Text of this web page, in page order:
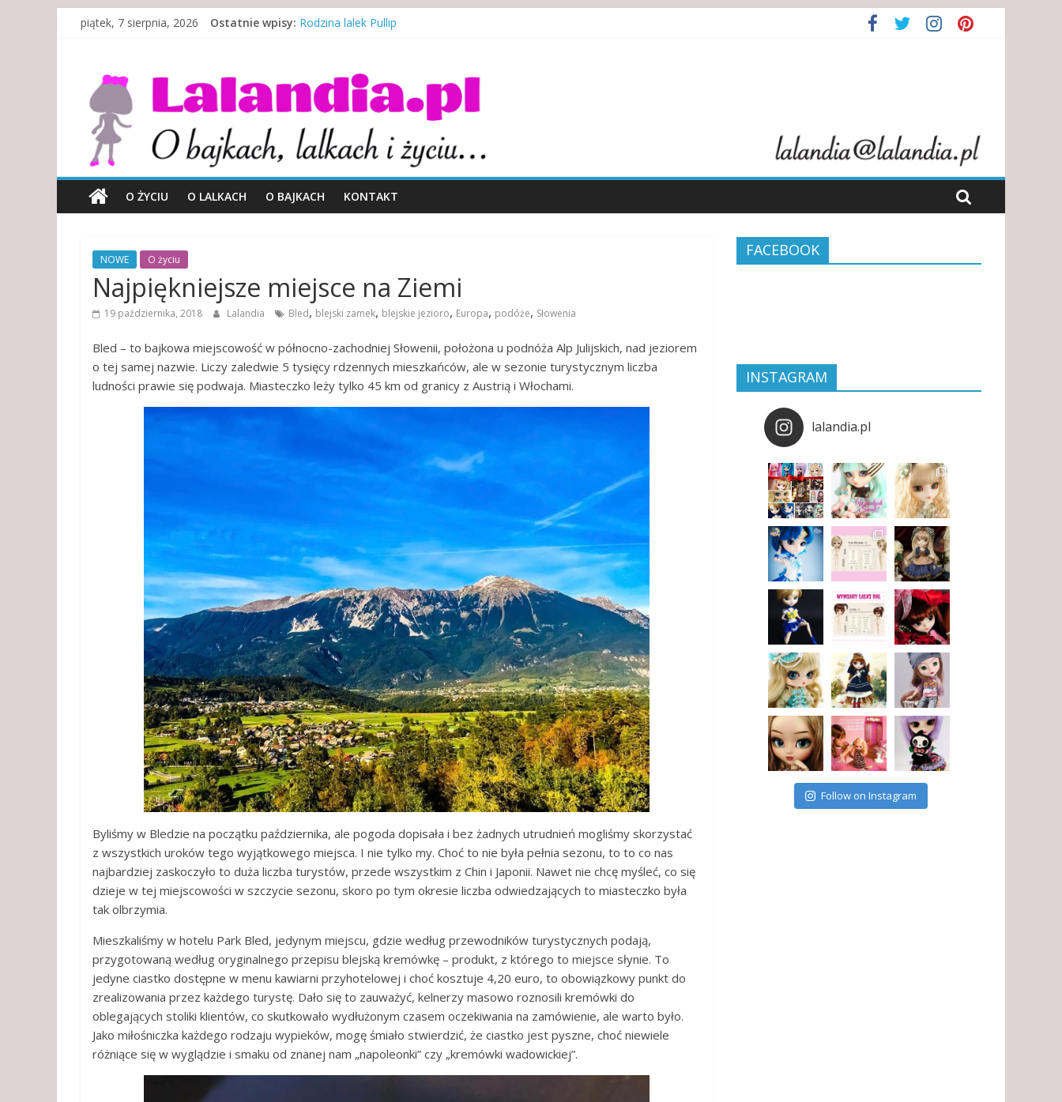
Skippiątek, 7 sierpnia, 2026 Ostatnie wpisy: Rodzina lalek Pullip
Indonezyjski teatr lalek
Kewpie – symbol walki i zwycięstwa
Lalandia
bajkach,
lalkach
życiu…
O ŻYCIU O LALKACH O BAJKACH KONTAKT
NOWE O życiu
Najpiękniejsze miejsce na Ziemi
19 października, 2018 Lalandia Bled, blejski zamek, blejskie jezioro, Europa, podóże, Słowenia
Bled – to bajkowa miejscowość w północno-zachodniej Słowenii, położona u podnóża Alp Julijskich, nad jeziorem
o tej samej nazwie. Liczy zaledwie 5 tysięcy rdzennych mieszkańców, ale w sezonie turystycznym liczba
ludności prawie się podwaja. Miasteczko leży tylko 45 km od granicy z Austrią i Włochami.
Byliśmy w Bledzie na początku października, ale pogoda dopisała i bez żadnych utrudnień mogliśmy skorzystać
z wszystkich uroków tego wyjątkowego miejsca. I nie tylko my. Choć to nie była pełnia sezonu, to to co nas
najbardziej zaskoczyło to duża liczba turystów, przede wszystkim z Chin i Japonii. Nawet nie chcę myśleć, co się
dzieje w tej miejscowości w szczycie sezonu, skoro po tym okresie liczba odwiedzających to miasteczko była
tak olbrzymia.
Mieszkaliśmy w hotelu Park Bled, jedynym miejscu, gdzie według przewodników turystycznych podają,
przygotowaną według oryginalnego przepisu blejską kremówkę – produkt, z którego to miejsce słynie. To
jedyne ciastko dostępne w menu kawiarni przyhotelowej i choć kosztuje 4,20 euro, to obowiązkowy punkt do
zrealizowania przez każdego turystę. Dało się to zauważyć, kelnerzy masowo roznosili kremówki do
oblegających stoliki klientów, co skutkowało wydłużonym czasem oczekiwania na zamówienie, ale warto było.
Jako miłośniczka każdego rodzaju wypieków, mogę śmiało stwierdzić, że ciastko jest pyszne, choć niewiele
różniące się w wyglądzie i smaku od znanej nam „napoleonki” czy „kremówki wadowickiej”.
FACEBOOK
INSTAGRAM
lalandia.pl
Follow on Instagram